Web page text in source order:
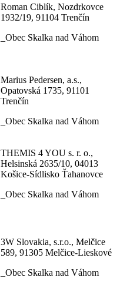
Roman Ciblík, Nozdrkovce
1932/19, 91104 Trenčín
_Obec Skalka nad Váhom
Marius Pedersen, a.s.,
Opatovská 1735, 91101
Trenčín
_Obec Skalka nad Váhom
THEMIS 4 YOU s. r. o.,
Helsinská 2635/10, 04013
Košice-Sídlisko Ťahanovce
_Obec Skalka nad Váhom
3W Slovakia, s.r.o., Melčice
589, 91305 Melčice-Lieskové
_Obec Skalka nad Váhom